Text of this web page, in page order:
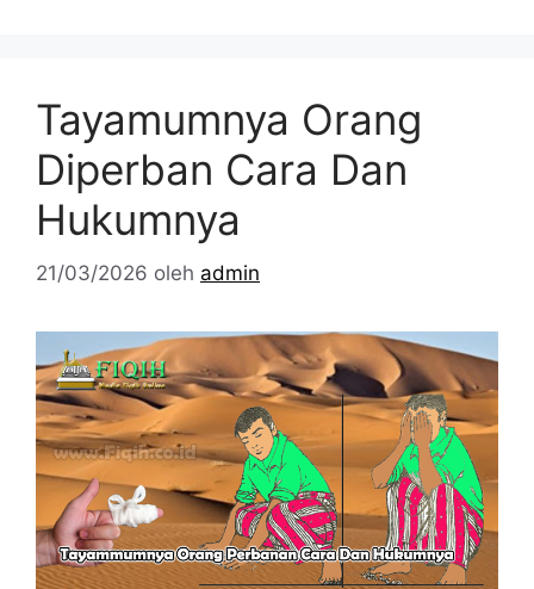
Tayamumnya Orang
Diperban Cara Dan
Hukumnya
21/03/2026 oleh admin